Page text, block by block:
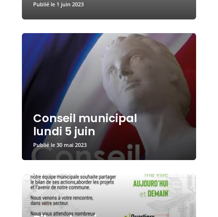
1 juin 2023
Conseil municipal
lundi 5 juin
30 mai 2023